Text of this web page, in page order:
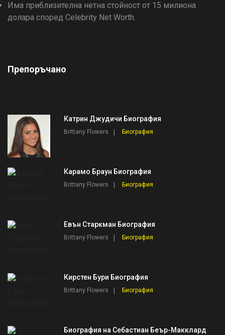
Има приблизителна нетна стойност от 15 милиона
долара според Celebrity Net Worth.
Препоръчано
Катрин Джудичи Биография
Brittany Flowers Биография
Карамо Браун Биография
Brittany Flowers Биография
Евън Старкман Биография
Brittany Flowers Биография
Кирстен Бури Биография
Brittany Flowers Биография
Биография на Себастиан Беър-Макклард